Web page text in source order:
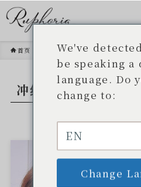
首页 冲绳化妆品
冲绳化妆品 - TAG -.
We've
be speaking
language. Do
change to:
EN
Change